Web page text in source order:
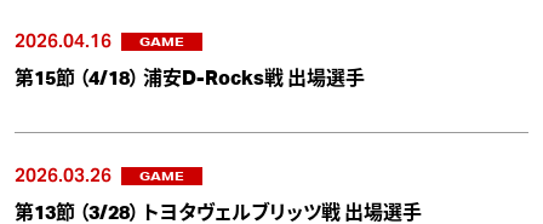
2026.04.16 GAME
第15節 （4/18） 浦安D-Rocks戦 出場選手
2026.03.26 GAME
第13節 （3/28） トヨタヴェルブリッツ戦 出場選手